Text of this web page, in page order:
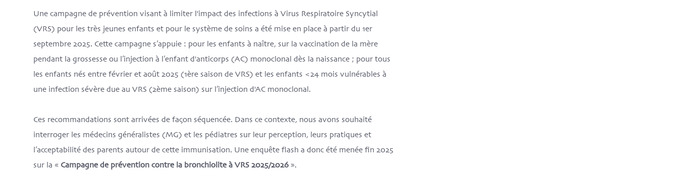
Une campagne de prévention visant à limiter l'impact des infections à Virus Respiratoire Syncytial
(VRS) pour les très jeunes enfants et pour le système de soins a été mise en place à partir du 1er
septembre 2025. Cette campagne s’appuie : pour les enfants à naître, sur la vaccination de la mère
pendant la grossesse ou l’injection à l’enfant d'anticorps (AC) monoclonal dès la naissance ; pour tous
les enfants nés entre février et août 2025 (1ère saison de VRS) et les enfants <24 mois vulnérables à
une infection sévère due au VRS (2ème saison) sur l’injection d'AC monoclonal.
Ces recommandations sont arrivées de façon séquencée. Dans ce contexte, nous avons souhaité
interroger les médecins généralistes (MG) et les pédiatres sur leur perception, leurs pratiques et
l’acceptabilité des parents autour de cette immunisation. Une enquête flash a donc été menée fin 2025
sur la « Campagne de prévention contre la bronchiolite à VRS 2025/2026».